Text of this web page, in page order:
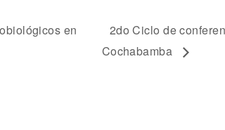
en
2do Ciclo de
Cochabamba